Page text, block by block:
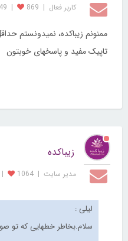
کاربر فعال |
869
|
ممنونم زیباکده، نمیدونستم
تاپیک مفید و پاسخهای خوبتون
زیباکده
مدیر سایت |
1064
|
لیلی :
سلام.بخاطر خطهایی که تو